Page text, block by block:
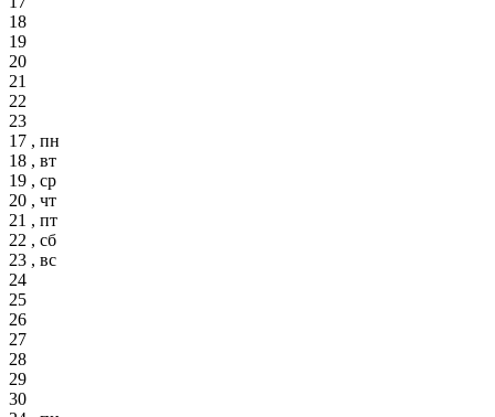
18
19
20
21
22
23
17 , пн
18 , вт
19 , ср
20 , чт
21 , пт
22 , сб
23 , вс
24
25
26
27
28
29
30